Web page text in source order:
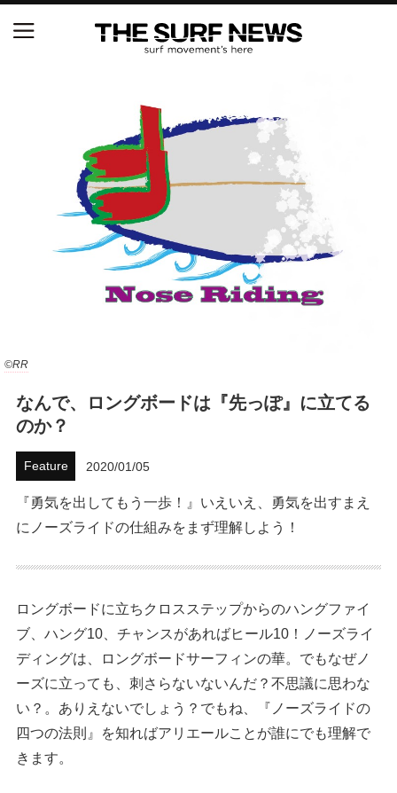
©RR
なんで、ロングボードは『先っぽ』に立てる
のか？
Feature 2020/01/05
『勇気を出してもう一歩！』いえいえ、勇気を出すまえ
にノーズライドの仕組みをまず理解しよう！
ロングボードに立ちクロスステップからのハングファイ
ブ、ハング10、チャンスがあればヒール10！ノーズライ
ディングは、ロングボードサーフィンの華。でもなぜノ
ーズに立っても、刺さらないないんだ？不思議に思わな
い？。ありえないでしょう？でもね、『ノーズライドの
四つの法則』を知ればアリエールことが誰にでも理解で
きます。
【五十嵐カノア独占インタビュー】旧友レオ、ジャ
ックとの豪華プライベートセッション
S.ONE ショート＆ロング開幕戦・現地リポート（高
橋みなと）
ニュース
製品情報
ホリデースタイル
ウェストジャパン
FOLLOW US ON